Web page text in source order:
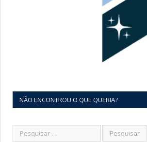
NÃO ENCONTROU O QUE QUERIA?